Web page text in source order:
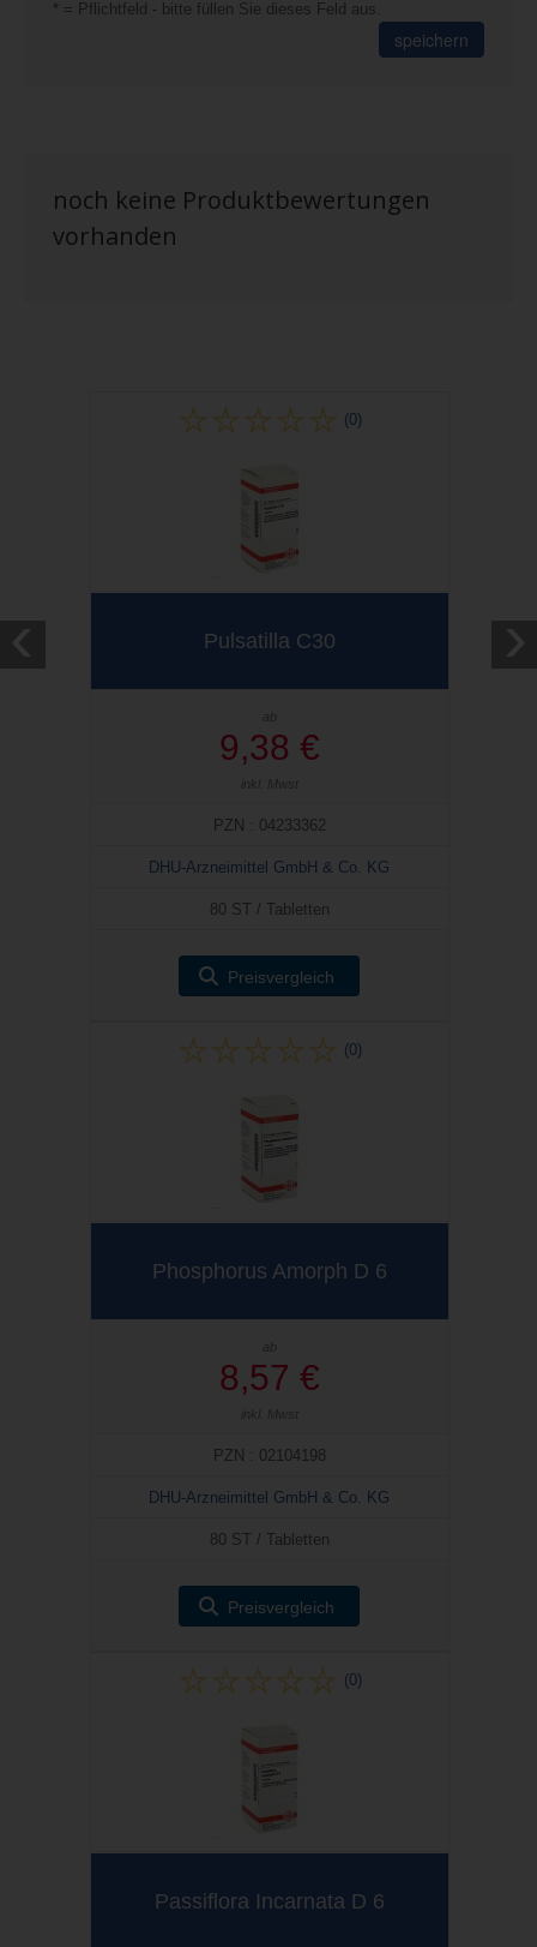
* = Pflichtfeld - bitte füllen Sie dieses Feld aus.
speichern
noch keine Produktbewertungen
vorhanden
(0)
Pulsatilla C30
ab
9,38 €
inkl. Mwst
PZN : 04233362
DHU-Arzneimittel GmbH & Co. KG
80 ST / Tabletten
Preisvergleich
(0)
Phosphorus Amorph D 6
ab
8,57 €
inkl. Mwst
PZN : 02104198
DHU-Arzneimittel GmbH & Co. KG
80 ST / Tabletten
Preisvergleich
(0)
Passiflora Incarnata D 6